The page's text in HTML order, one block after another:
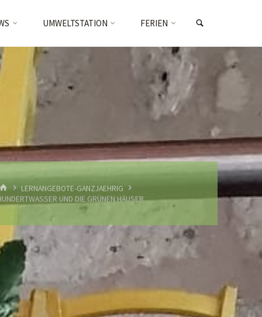
UMWELTSTATION FERIEN
HOMELERNANGEBOTE-GANZJAEHRIG
UND DIE GRÜNEN HÄUSER